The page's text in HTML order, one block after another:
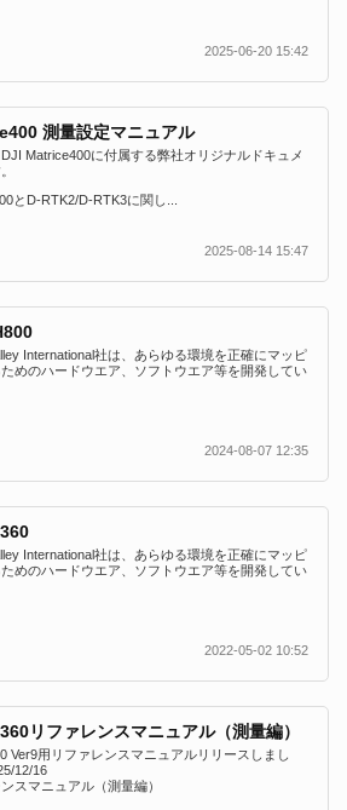
2025-06-20 15:42
測量設定マニュアル
Matrice400に付属する弊社オリジナルドキュメ
とD-RTK2/D-RTK3に関し...
2025-08-14 15:47
International社は、あらゆる環境を正確にマッピ
めのハードウエア、ソフトウエア等を開発してい
2024-08-07 12:35
International社は、あらゆる環境を正確にマッピ
めのハードウエア、ソフトウエア等を開発してい
2022-05-02 10:52
リファレンスマニュアル（測量編）
Ver9用リファレンスマニュアルリリースしまし
12/16
スマニュアル（測量編）